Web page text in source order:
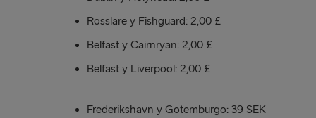
Rosslare y Fishguard: 2,00 £
Belfast y Cairnryan: 2,00 £
Belfast y Liverpool: 2,00 £
Frederikshavn y Gotemburgo: 39 SEK